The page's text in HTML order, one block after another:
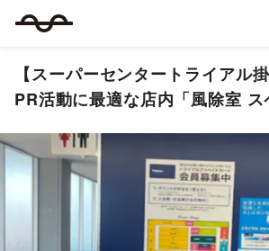
【スーパーセンタートライアル
PR活動に最適な店内「風除室 ス